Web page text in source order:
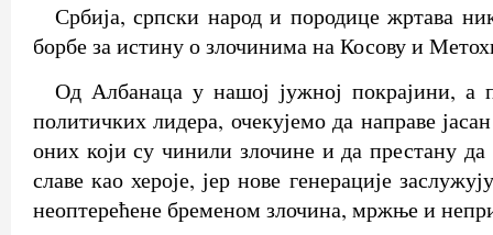
Србија, српски народ и породице жртава
борбе за истину о злочинима на Косову и
Од Албанаца у нашој јужној покрајини, а
политичких лидера, очекујемо да направе
оних који су чинили злочине и да престану да
славе као хероје, јер нове генерације
неоптерећене бременом злочина, мржње и